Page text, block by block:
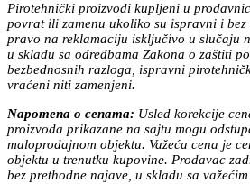
Pirotehnički proizvodi kupljeni u
povrat ili zamenu ukoliko su ispravni i bez
pravo na reklamaciju isključivo u slučaju
u skladu sa odredbama Zakona o zaštiti
bezbednosnih razloga, ispravni
vraćeni niti zamenjeni.
Napomena o cenama: Usled korekcije
proizvoda prikazane na sajtu mogu
maloprodajnom objektu. Važeća cena je
objektu u trenutku kupovine. Prodavac
bez prethodne najave, u skladu sa